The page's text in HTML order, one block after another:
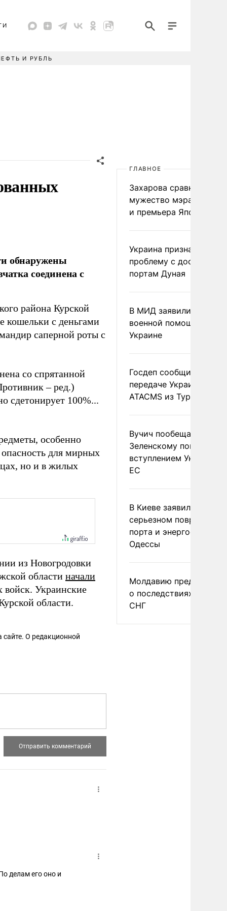
И РУБЛЬ
обнаружены
соединена с
района Курской
кошельки с деньгами
саперной роты с
со спрятанной
– ред.)
сдетонирует 100%...
особенно
для мирных
но и в жилых
из Новогродовки
области начали
войск. Украинские
области.
сайте. О редакционной
делам его оно и
ГЛАВНОЕ
Захарова сравнила
мужество мэра
и премьера Японии
Украина признала
проблему с доступом к
портам Дуная
В МИД заявили о
военной помощи
Украине
Госдеп сообщил о
передаче Украине
ATACMS из Турции
Вучич пообещал
Зеленскому помочь со
вступлением Украины в
ЕС
В Киеве заявили о
серьезном
порта и энергообъектов
Одессы
Молдавию
о последствиях выхода
СНГ